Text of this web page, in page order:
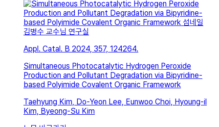
김병수 교수님 연구실
Appl. Catal. B 2024, 357, 124264.
Simultaneous Photocatalytic Hydrogen Peroxide
Production and Pollutant Degradation via Bipyridine-
based Polyimide Covalent Organic Framework
Taehyung Kim, Do-Yeon Lee, Eunwoo Choi, Hyoung-il
Kim, Byeong-Su Kim